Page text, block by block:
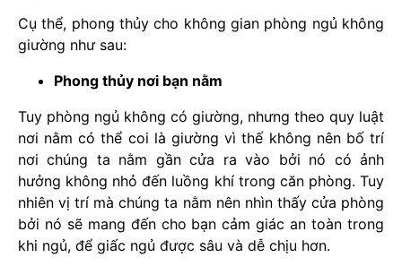
Cụ thể, phong thủy cho không gian phòng ngủ không
giường như sau:
Phong thủy nơi bạn nằm
Tuy phòng ngủ không có giường, nhưng theo quy luật
nơi nằm có thể coi là giường vì thế không nên bố trí
nơi chúng ta nằm gần cửa ra vào bởi nó có ảnh
hưởng không nhỏ đến luồng khí trong căn phòng. Tuy
nhiên vị trí mà chúng ta nằm nên nhìn thấy cửa phòng
bởi nó sẽ mang đến cho bạn cảm giác an toàn trong
khi ngủ, để giấc ngủ được sâu và dễ chịu hơn.